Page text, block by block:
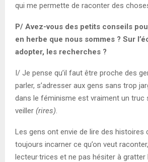
qui me permette de raconter des
P/ Avez-vous des petits conseils
en herbe que nous sommes ? Sur
adopter, les recherches ?
I/ Je pense qu’il faut être proche des
parler, s’adresser aux gens sans trop
dans le féminisme est vraiment un truc
veiller (rires)
Les gens ont envie de lire des histoires
toujours incarner ce qu’on veut
lecteur·trices et ne pas hésiter à